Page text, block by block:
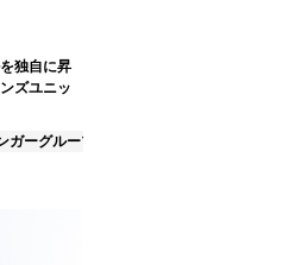
独自に昇
ズユニッ
ガーグループ